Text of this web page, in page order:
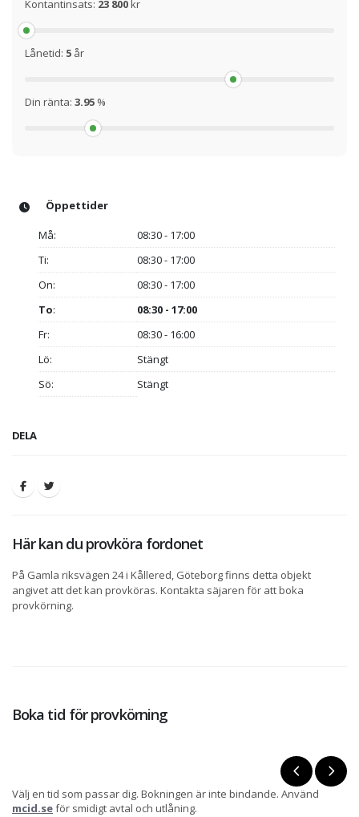
Kontantinsats: 23 800 kr
Lånetid: 5 år
Din ränta: 3.95 %
Öppettider
Må:
08:30 - 17:00
Ti:
08:30 - 17:00
On:
08:30 - 17:00
To:
08:30 - 17:00
Fr:
08:30 - 16:00
Lö:
Stängt
Sö:
Stängt
DELA
Här kan du provköra fordonet
På Gamla riksvägen 24 i Kållered, Göteborg finns detta objekt
angivet att det kan provköras. Kontakta säjaren för att boka
provkörning.
Boka tid för provkörning
Välj en tid som passar dig. Bokningen är inte bindande. Använd
mcid.seför smidigt avtal och utlåning.